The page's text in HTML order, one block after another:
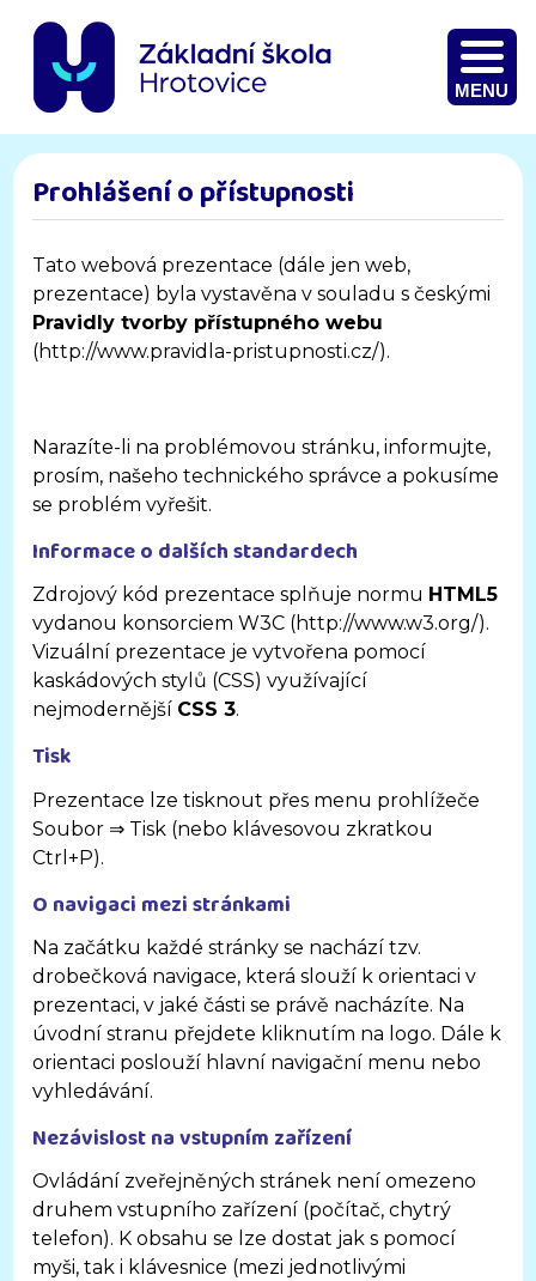
MENU
Prohlášení o přístupnosti
Tato webová prezentace (dále jen web,
prezentace) byla vystavěna v souladu s českými
Pravidly tvorby přístupného webu
(http://www.pravidla-pristupnosti.cz/).
Narazíte-li na problémovou stránku, informujte,
prosím, našeho technického správce a pokusíme
se problém vyřešit.
Informace o dalších standardech
Zdrojový kód prezentace splňuje normu HTML5
vydanou konsorciem W3C (http://www.w3.org/).
Vizuální prezentace je vytvořena pomocí
kaskádových stylů (CSS) využívající
nejmodernější CSS 3.
Tisk
Prezentace lze tisknout přes menu prohlížeče
Soubor ⇒ Tisk (nebo klávesovou zkratkou
Ctrl+P).
O navigaci mezi stránkami
Na začátku každé stránky se nachází tzv.
drobečková navigace, která slouží k orientaci v
prezentaci, v jaké části se právě nacházíte. Na
úvodní stranu přejdete kliknutím na logo. Dále k
orientaci poslouží hlavní navigační menu nebo
vyhledávání.
Nezávislost na vstupním zařízení
Ovládání zveřejněných stránek není omezeno
druhem vstupního zařízení (počítač, chytrý
telefon). K obsahu se lze dostat jak s pomocí
myši, tak i klávesnice (mezi jednotlivými